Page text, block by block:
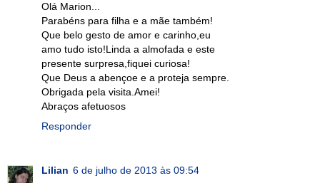
Olá Marion...
Parabéns para filha e a mãe também!
Que belo gesto de amor e carinho,eu
amo tudo isto!Linda a almofada e este
presente surpresa,fiquei curiosa!
Que Deus a abençoe e a proteja sempre.
Obrigada pela visita.Amei!
Abraços afetuosos
Responder
Lilian 6 de julho de 2013 às 09:54